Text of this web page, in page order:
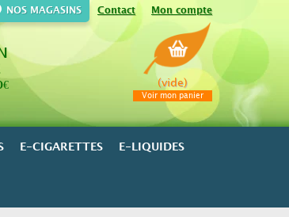
Mon compte
Contact
NOS MAGASINS
(vide)
Voir mon panier
E-CIGARETTES E-LIQUIDES